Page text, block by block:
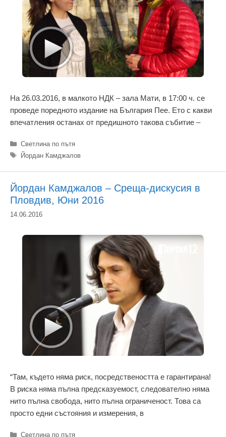
На 26.03.2016, в малкото НДК – зала Мати, в 17:00 ч. се
проведе поредното издание на България Пее. Ето с какви
впечатления останах от предишното такова събитие –
Категории
Светлина по пътя
Етикети
Йордан Камджалов
Йордан Камджалов – Среща-дискусия в
Пловдив, Юни 2016
14.06.2016
“Там, където няма риск, посредствеността е гарантирана!
В риска няма пълна предсказуемост, следователно няма
нито пълна свобода, нито пълна ограниченост. Това са
просто едни състояния и измерения, в
Категории
Светлина по пътя